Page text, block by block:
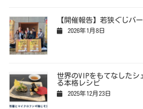
【開催報告】若狭ぐじバ
2026年1月8日
世界のVIPをもてなしたシ
る本格レシピ
2025年12月23日